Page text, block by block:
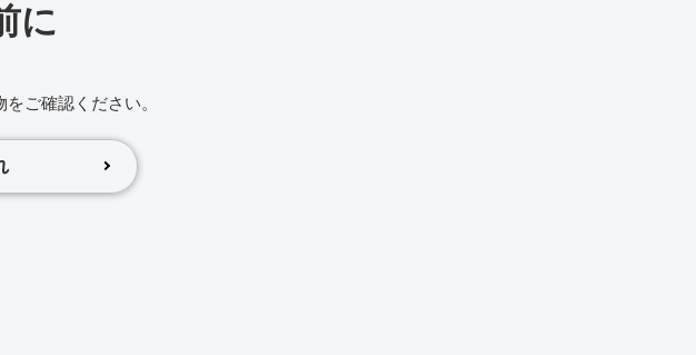
に
ご確認ください。